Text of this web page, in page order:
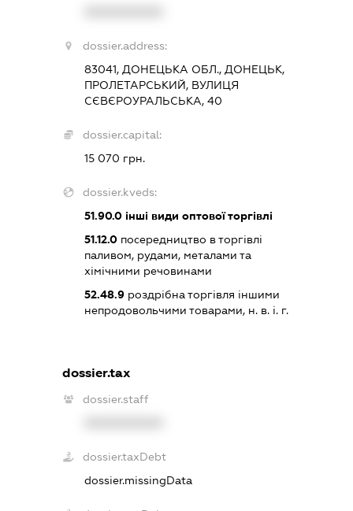
dossier.address:
83041, ДОНЕЦЬКА ОБЛ., ДОНЕЦЬК,
ПРОЛЕТАРСЬКИЙ, ВУЛИЦЯ
СЄВЄРОУРАЛЬСЬКА, 40
dossier.capital:
15 070 грн.
dossier.kveds:
51.90.0 інші види оптової торгівлі
51.12.0 посередництво в торгівлі
паливом, рудами, металами та
хімічними речовинами
52.48.9 роздрібна торгівля іншими
непродовольчими товарами, н. в. і. г.
dossier.tax
dossier.staff
dossier.taxDebt
dossier.missingData